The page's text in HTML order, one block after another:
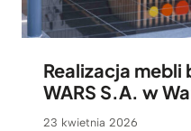
Realizacja
WARS S.A. w
23 kwietnia 2026